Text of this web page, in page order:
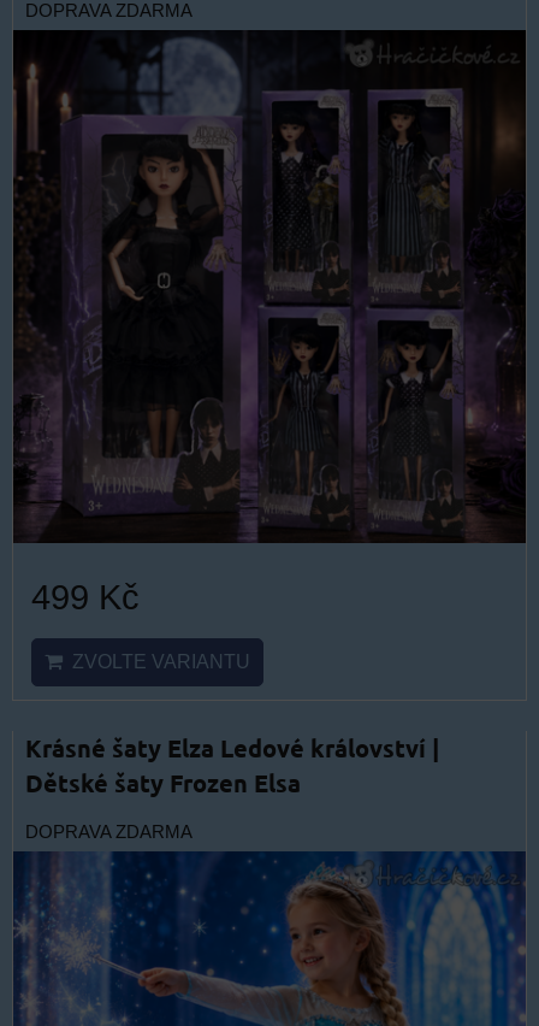
DOPRAVA ZDARMA
499 Kč
ZVOLTE VARIANTU
Krásné šaty Elza Ledové království |
Dětské šaty Frozen Elsa
DOPRAVA ZDARMA